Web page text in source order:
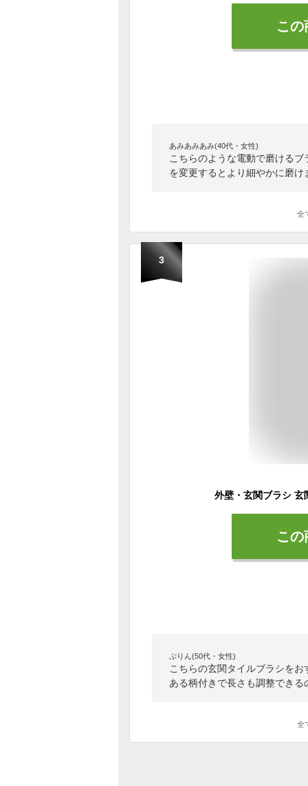
こ
あみあみあみ(40代・女性)
こちらのような電動で磨ける
を変更するとより細やかに磨け
全
3
こ
ぷりん(50代・女性)
こちらの玄関タイルブラシを
ある柄付きで長さも調整でき
全